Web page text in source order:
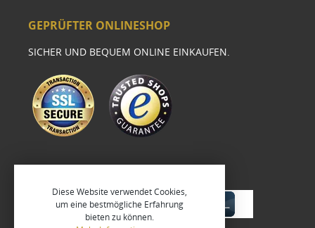
GEPRÜFTER ONLINESHOP
SICHER UND BEQUEM ONLINE EINKAUFEN.
Diese Website verwendet Cookies,
um eine bestmögliche Erfahrung
bieten zu können.